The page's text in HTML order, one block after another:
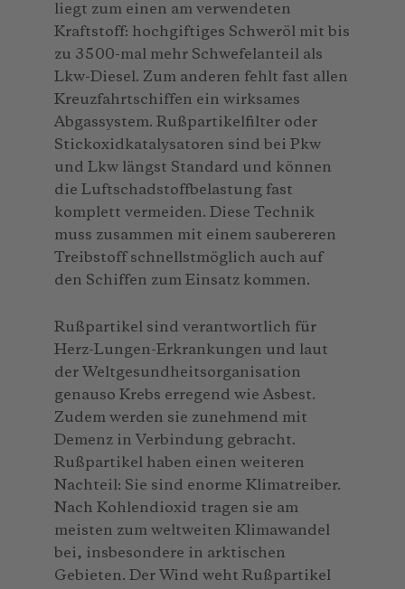
liegt zum einen am verwendeten
Kraftstoff: hochgiftiges Schweröl mit bis
zu 3500-mal mehr Schwefelanteil als
Lkw-Diesel. Zum anderen fehlt fast allen
Kreuzfahrtschiffen ein wirksames
Abgassystem. Rußpartikelfilter oder
Stickoxidkatalysatoren sind bei Pkw
und Lkw längst Standard und können
die Luftschadstoffbelastung fast
komplett vermeiden. Diese Technik
muss zusammen mit einem saubereren
Treibstoff schnellstmöglich auch auf
den Schiffen zum Einsatz kommen.
Rußpartikel sind verantwortlich für
Herz-Lungen-Erkrankungen und laut
der Weltgesundheitsorganisation
genauso Krebs erregend wie Asbest.
Zudem werden sie zunehmend mit
Demenz in Verbindung gebracht.
Rußpartikel haben einen weiteren
Nachteil: Sie sind enorme Klimatreiber.
Nach Kohlendioxid tragen sie am
meisten zum weltweiten Klimawandel
bei, insbesondere in arktischen
Gebieten. Der Wind weht Rußpartikel